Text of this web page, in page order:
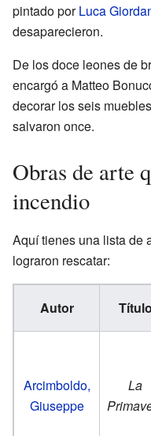
pintado porLuca
desaparecieron.
De los doce leones de
encargó a Matteo
decorar los seis
salvaron once.
Obras de arte
incendio
Aquí tienes una lista de
lograron rescatar:
Autor Título
Arcimboldo,
Giuseppe
La